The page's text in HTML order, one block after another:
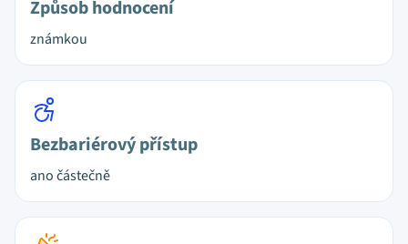
Způsob hodnocení
známkou
Bezbariérový přístup
ano částečně